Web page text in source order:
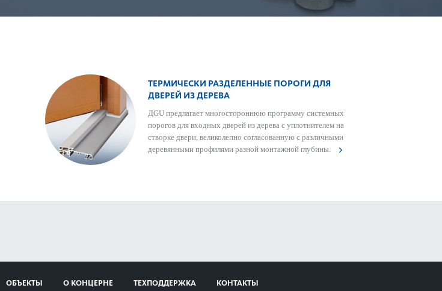
ТЕРМИЧЕСКИ РАЗДЕЛЕННЫЕ ПОРОГИ ДЛЯ
ДВЕРЕЙ ИЗ ДЕРЕВА
ДGU предлагает многос­тор­оннюю программу сис­темных
пор­огов для входных дверей из дерева с уплотнителем на
створке двери, велик­ол­епно согласованную с различными
дер­евянными профи­лями разной монтажной глубины.
ОБЪЕКТЫ О КОНЦЕРНЕ ТЕХПОДДЕРЖКА КОНТАКТЫ